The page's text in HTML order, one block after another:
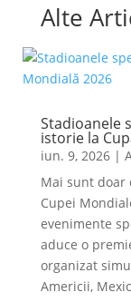
Alte
Stadioanele
istorie la
iun. 9, 2026|
Mai sunt doar
Cupei
evenimente
aduce o
organizat
Americii,